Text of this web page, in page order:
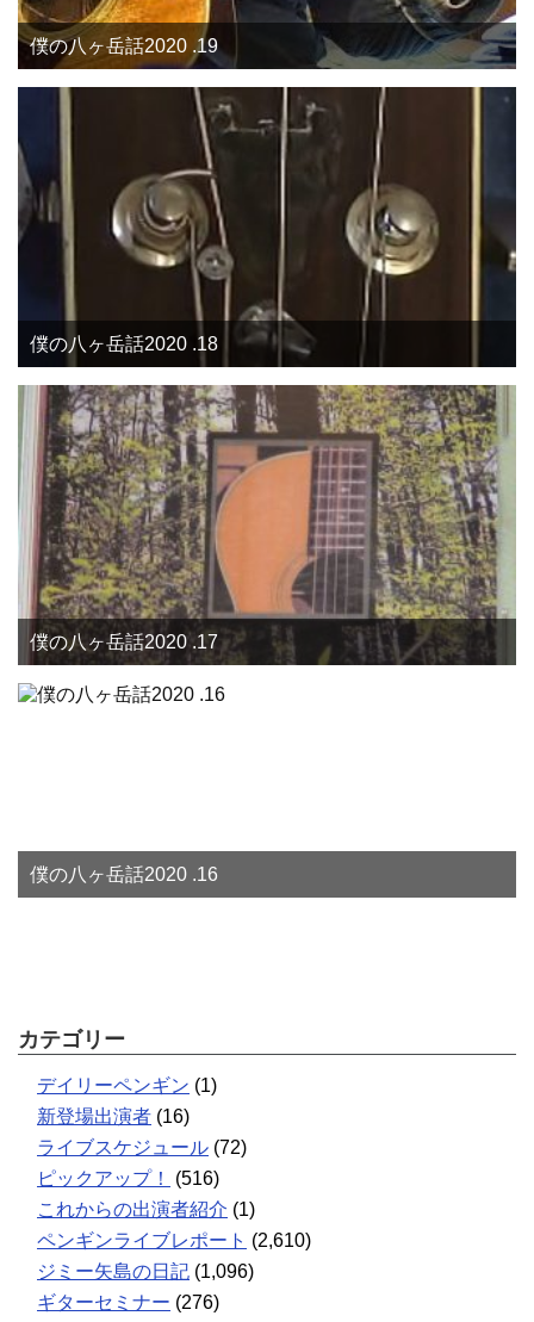
僕の八ヶ岳話2020 .19
僕の八ヶ岳話2020 .18
僕の八ヶ岳話2020 .17
僕の八ヶ岳話2020 .16
カテゴリー
デイリーペンギン (1)
新登場出演者 (16)
ライブスケジュール (72)
ピックアップ！
(516)
これからの出演者紹介 (1)
ペンギンライブレポート (2,610)
ジミー矢島の日記 (1,096)
ギターセミナー (276)